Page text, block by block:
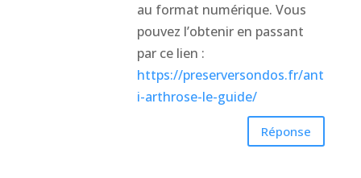
au format numérique. Vous
pouvez l’obtenir en passant
par ce lien :
https://preserversondos.fr/ant
i-arthrose-le-guide/
Réponse